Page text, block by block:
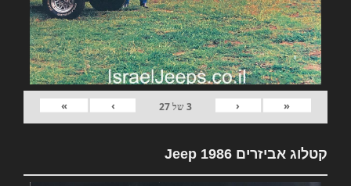
«
‹
3של27
›
»
קטלוג אביזרים Jeep 1986